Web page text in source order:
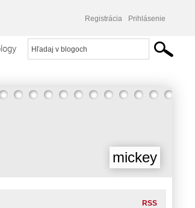
Registrácia Prihlásenie
mickey
RSS